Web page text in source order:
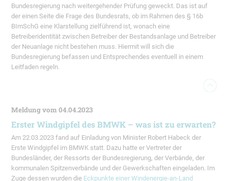
Bundesregierung nach weitergehender Prüfung geweckt. Das ist auf
der einen Seite die Frage des Bundesrats, ob im Rahmen des § 16b
BImSchG eine Klarstellung zielführend ist, wonach eine
Betreiberidentität zwischen Betreiber der Bestandsanlage und Betreiber
der Neuanlage nicht bestehen muss. Hiermit will sich die
Bundesregierung befassen und Entsprechendes eventuell in einem
Leitfaden regeln.
Meldung vom 04.04.2023
Erster Windgipfel des BMWK – was ist zu erwarten?
Am 22.03.2023 fand auf Einladung von Minister Robert Habeck der
Erste Windgipfel im BMWK statt. Dazu hatte er Vertreter der
Bundesländer, der Ressorts der Bundesregierung, der Verbände, der
kommunalen Spitzenverbände und der Gewerkschaften eingeladen. Im
Zuge dessen wurden die Eckpunkte einer Windenergie-an-Land